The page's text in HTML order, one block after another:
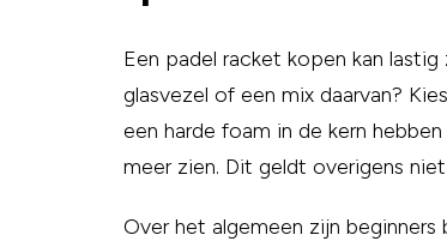
Een padel racket kopen kan
glasvezel of een mix daarvan?
een harde foam in de kern
meer zien. Dit geldt overigens
Over het algemeen zijn